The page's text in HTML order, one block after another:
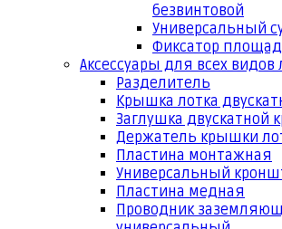
безвинтовой
Универсальный
Фиксатор
Аксессуары для всех видов
Разделитель
Крышка лотка
Заглушка двускатной
Держатель крышки
Пластина монтажная
Универсальный
Пластина медная
Проводник